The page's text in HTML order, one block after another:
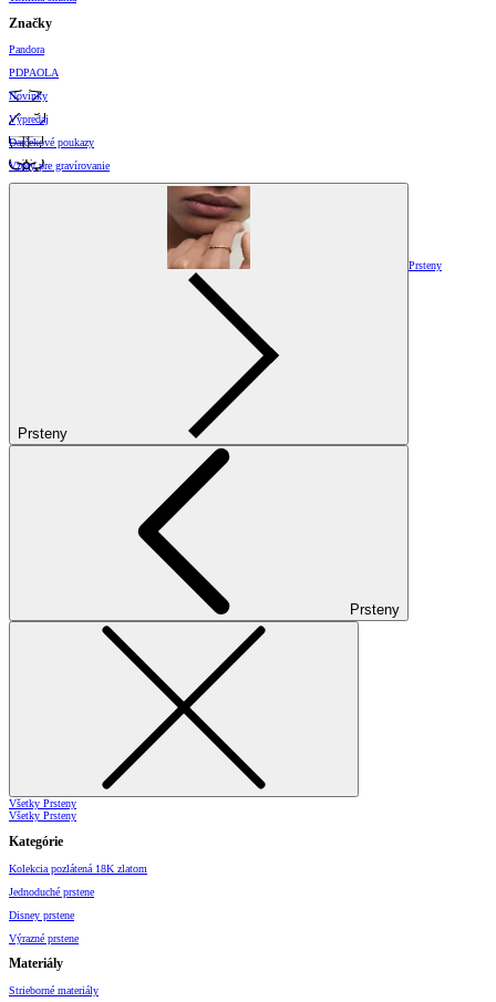
Značky
Pandora
PDPAOLA
Novinky
Výpredaj
Darčekové poukazy
Vzory pre gravírovanie
Prsteny
Prsteny
Prsteny
Všetky Prsteny
Všetky Prsteny
Kategórie
Kolekcia pozlátená 18K zlatom
Jednoduché prstene
Disney prstene
Výrazné prstene
Materiály
Strieborné materiály